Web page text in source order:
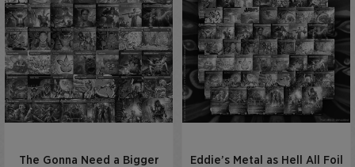
The Gonna Need a Bigger
Eddie’s Metal as Hell All Foil